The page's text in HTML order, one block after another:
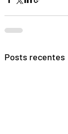
Posts recentes